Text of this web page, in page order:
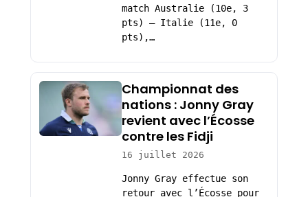
match Australie (10e, 3
pts) – Italie (11e, 0
pts),…
Championnat des
nations : Jonny Gray
revient avec l’Écosse
contre les Fidji
16 juillet 2026
Jonny Gray effectue son
retour avec l’Écosse pour